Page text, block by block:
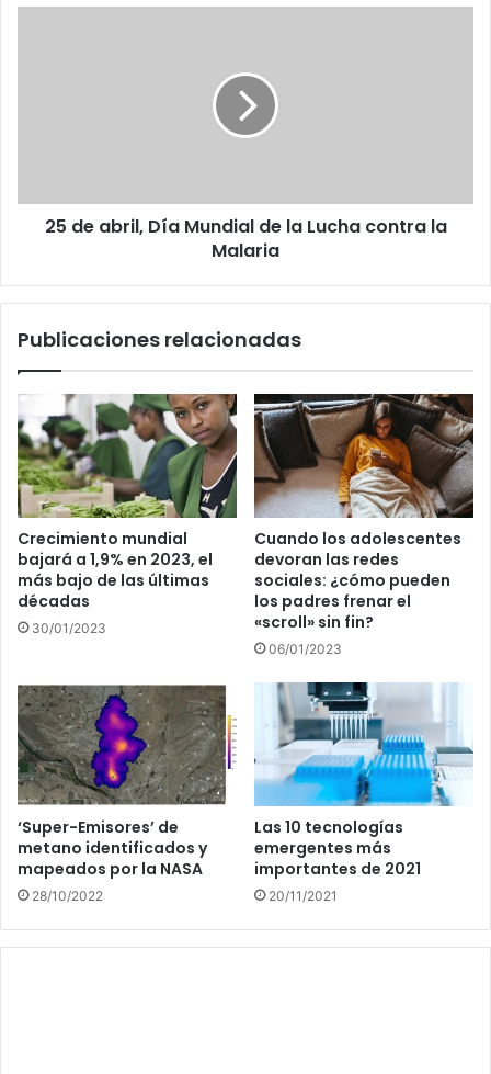
contra
25 de abril, Día Mundial de la Lucha contra la
Malaria
Publicaciones relacionadas
Crecimiento mundial
bajará a 1,9% en 2023, el
más bajo de las últimas
décadas
30/01/2023
Cuando los adolescentes
devoran las redes
sociales: ¿cómo pueden
los padres frenar el
«scroll» sin fin?
06/01/2023
‘Super-Emisores’ de
metano identificados y
mapeados por la NASA
28/10/2022
Las 10 tecnologías
emergentes más
importantes de 2021
20/11/2021